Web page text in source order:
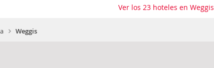
Ver los 23 hoteles en Weggis
Weggis